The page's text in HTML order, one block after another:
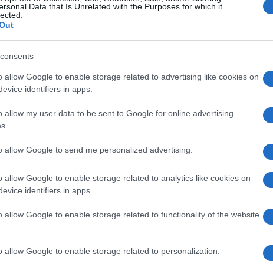
Data that Is Unrelated with the Purposes for which it
allow Google to enable storage related to advertising like cookies on
identifiers in apps.
allow my user data to be sent to Google for online advertising
allow Google to send me personalized advertising.
allow Google to enable storage related to analytics like cookies on
identifiers in apps.
allow Google to enable storage related to functionality of the website
allow Google to enable storage related to personalization.
šiblje i ostavio u potoku.
a Karabegović je najveći dio vremena
radu i mirno živio sa svojom porodicom.
istraga, zahvaljujući forenzičkim nalazima,
ovog zločina.